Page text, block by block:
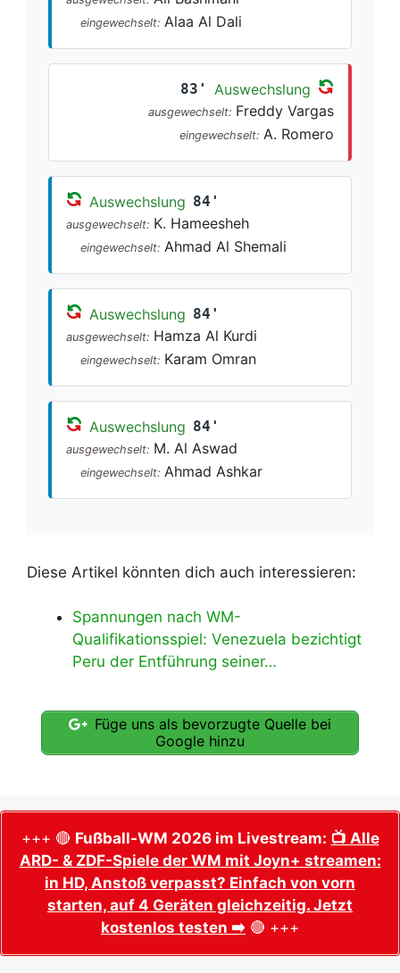
eingewechselt: Alaa Al Dali
83' Auswechslung
ausgewechselt: Freddy Vargas
eingewechselt: A. Romero
Auswechslung 84'
ausgewechselt: K. Hameesheh
eingewechselt: Ahmad Al Shemali
Auswechslung 84'
ausgewechselt: Hamza Al Kurdi
eingewechselt: Karam Omran
Auswechslung 84'
ausgewechselt: M. Al Aswad
eingewechselt: Ahmad Ashkar
Diese Artikel könnten dich auch interessieren:
Spannungen nach WM-
Qualifikationsspiel: Venezuela bezichtigt
Peru der Entführung seiner…
Füge uns als bevorzugte Quelle bei
Google hinzu
+++ 🔴 Fußball-WM 2026 im Livestream: 📺 Alle
ARD- & ZDF-Spiele der WM mit Joyn+ streamen:
in HD, Anstoß verpasst? Einfach von vorn
starten, auf 4 Geräten gleichzeitig. Jetzt
kostenlos testen ➡️ 🔴 +++